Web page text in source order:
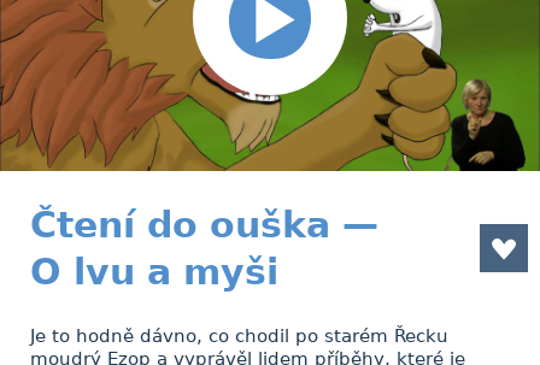
Čtení do ouška —
O lvu a myši
Je to hodně dávno, co chodil po starém Řecku
moudrý Ezop a vyprávěl lidem příběhy, které je